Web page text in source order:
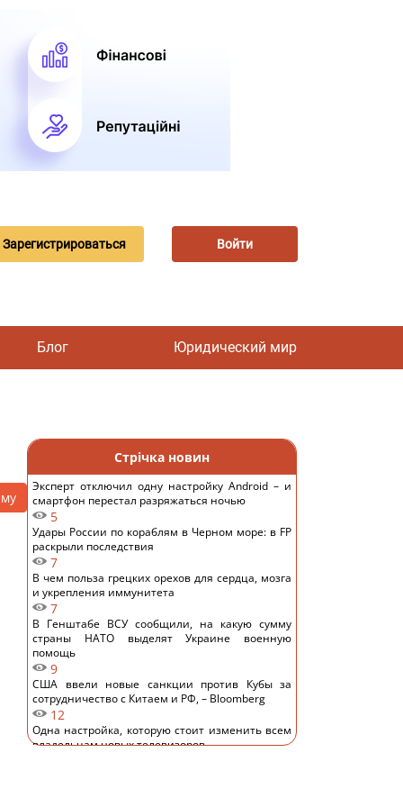
Зарегистрироваться Войти
Блог Юридический мир
Стрічка новин
Эксперт отключил одну настройку Android – и
смартфон перестал разряжаться ночью
5
Удары России по кораблям в Черном море: в FP
раскрыли последствия
7
В чем польза грецких орехов для сердца, мозга
и укрепления иммунитета
7
В Генштабе ВСУ сообщили, на какую сумму
страны НАТО выделят Украине военную
помощь
9
США ввели новые санкции против Кубы за
сотрудничество с Китаем и РФ, – Bloomberg
12
Одна настройка, которую стоит изменить всем
владельцам новых телевизоров